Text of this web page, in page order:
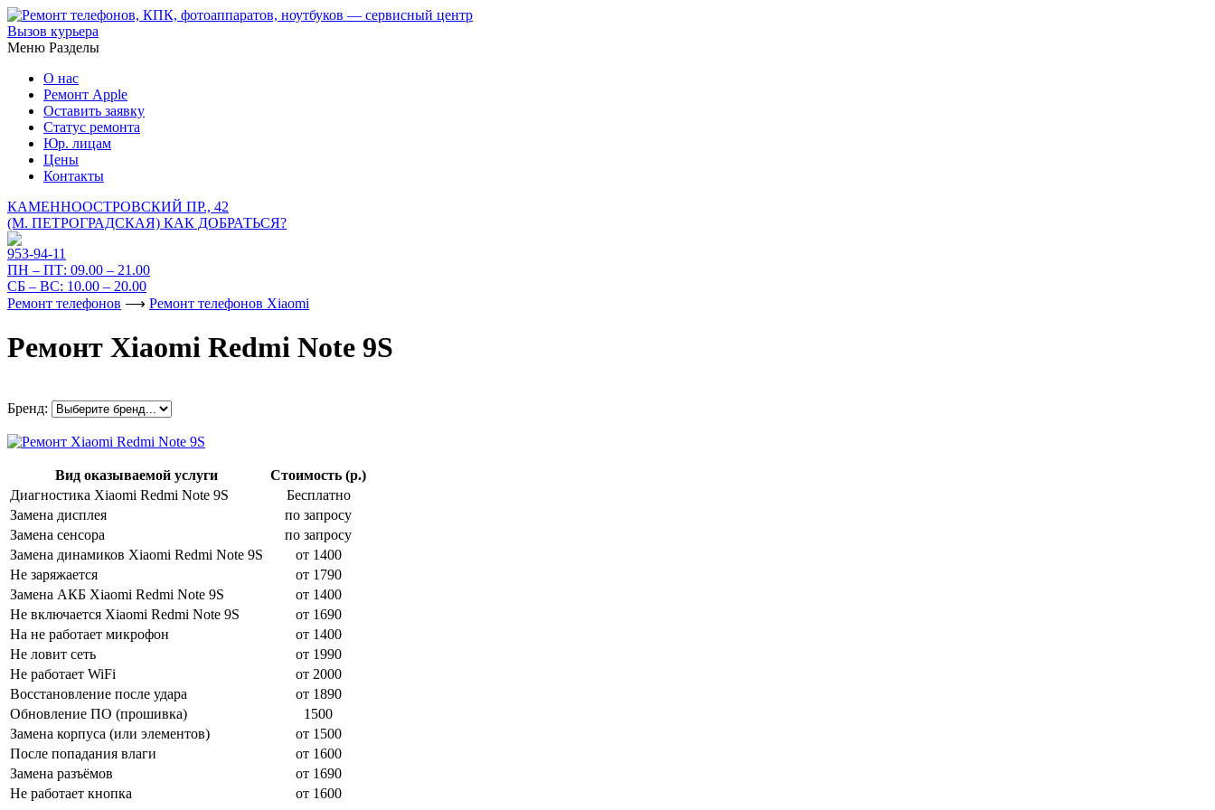
Вызов курьера
Меню Разделы
О нас
Ремонт Apple
Оставить заявку
Статус ремонта
Юр. лицам
Цены
Контакты
КАМЕННООСТРОВСКИЙ ПР., 42
(М. ПЕТРОГРАДСКАЯ) КАК ДОБРАТЬСЯ?
953-94-11
ПН – ПТ: 09.00 – 21.00
СБ – ВС: 10.00 – 20.00
Ремонт телефонов ⟶ Ремонт телефонов Xiaomi
Ремонт Xiaomi Redmi Note 9S
Бренд:
Вид оказываемой услуги
Стоимость (р.)
Диагностика Xiaomi Redmi Note 9S
Бесплатно
Замена дисплея
по запросу
Замена сенсора
по запросу
Замена динамиков Xiaomi Redmi Note 9S
от 1400
Не заряжается
от 1790
Замена АКБ Xiaomi Redmi Note 9S
от 1400
Не включается Xiaomi Redmi Note 9S
от 1690
На не работает микрофон
от 1400
Не ловит сеть
от 1990
Не работает WiFi
от 2000
Восстановление после удара
от 1890
Обновление ПО (прошивка)
1500
Замена корпуса (или элементов)
от 1500
После попадания влаги
от 1600
Замена разъёмов
от 1690
Не работает кнопка
от 1600